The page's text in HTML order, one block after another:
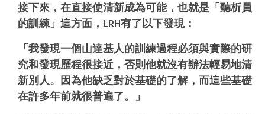
接下來，在直接使清新成為可能，也就是「聽析員
的訓練」這方面，LRH有了以下發現：
「我發現一個山達基人的訓練過程必須與實際的研
究和發現歷程很接近，否則他就沒有辦法輕易地清
新別人。因為他缺乏對於基礎的了解，而這些基礎
在許多年前就很普遍了。」